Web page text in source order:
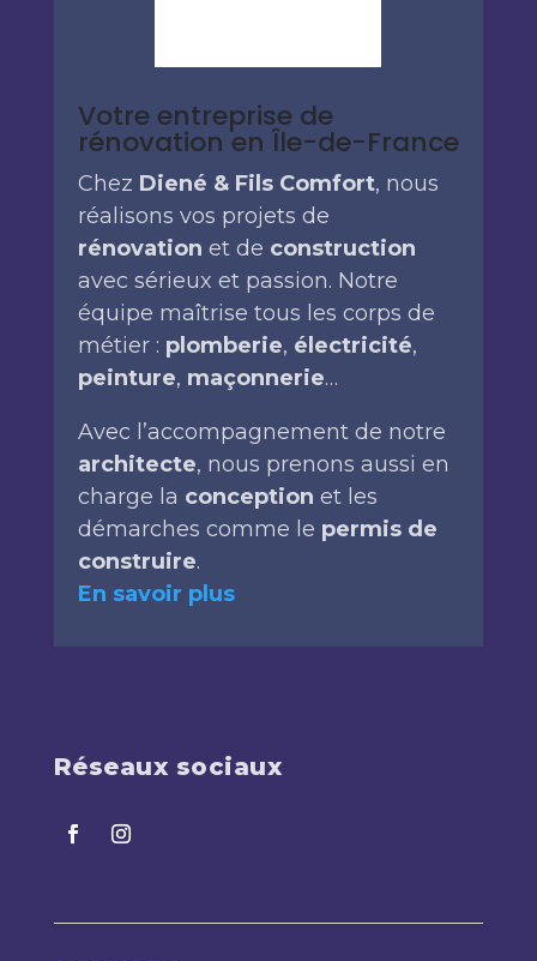
Votre entreprise de
rénovation en Île-de-France
Chez Diené & Fils Comfort, nous
réalisons vos projets de
rénovation et de construction
avec sérieux et passion. Notre
équipe maîtrise tous les corps de
métier : plomberie, électricité,
peinture, maçonnerie…
Avec l’accompagnement de notre
architecte, nous prenons aussi en
charge la conception et les
démarches comme le permis de
construire.
En savoir plus
Réseaux sociaux